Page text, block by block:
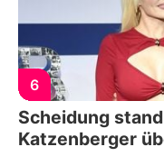
6
Scheidung
Katzenberger